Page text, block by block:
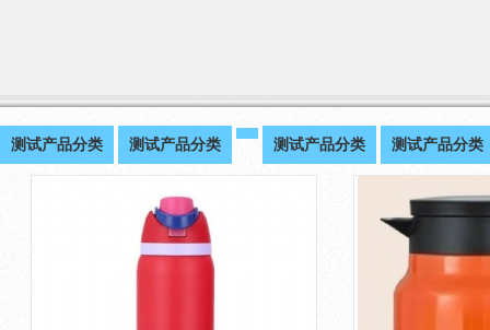
测试产品分类 测试产品分类 测试产品分类 测试产品分类